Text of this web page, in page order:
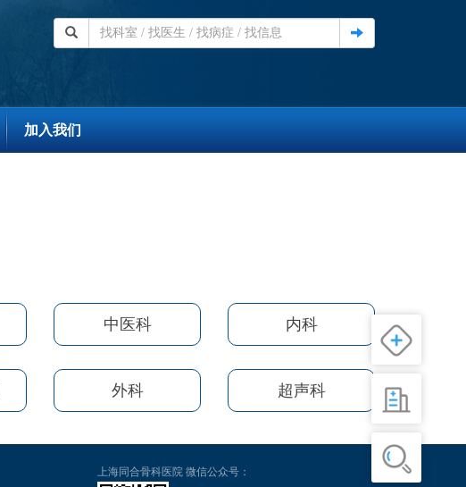
加入我们
中医科 内科
外科 超声科
上海同合骨科医院 微信公众号：